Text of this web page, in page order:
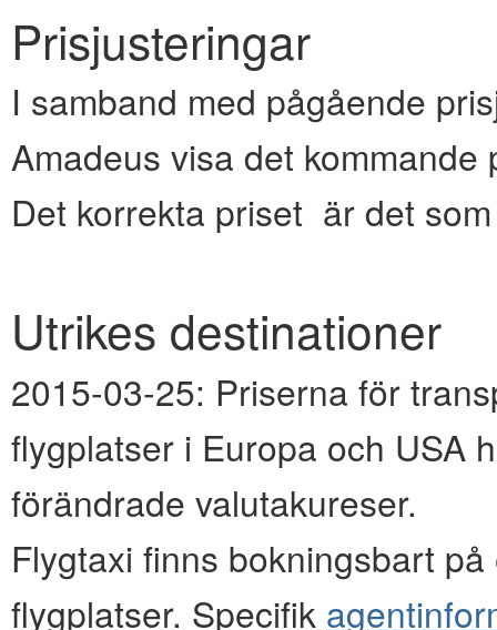
Prisjusteringar
I samband med pågående
Amadeus visa det
Det korrekta priset är det
Utrikes destinationer
2015-03-25: Priserna för
flygplatser i Europa och USA
förändrade valutakureser.
Flygtaxi finns bokningsbart
flygplatser. Specifik